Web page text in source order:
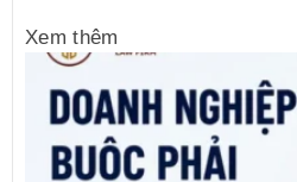
Xem thêm